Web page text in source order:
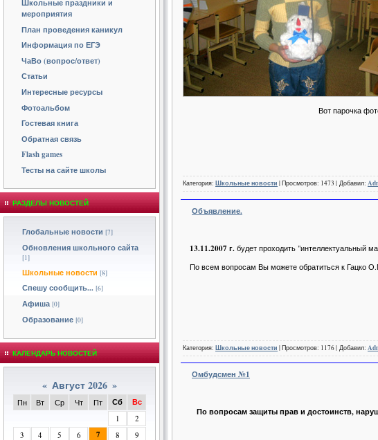
Школьные праздники и
мероприятия
План проведения каникул
Информация по ЕГЭ
ЧаВо (вопрос/ответ)
Статьи
Интересные ресурсы
Фотоальбом
Гостевая книга
Обратная связь
Flash games
Тесты на сайте школы
РАЗДЕЛЫ НОВОСТЕЙ
Глобальные новости [7]
Обновления школьного сайта
[1]
Школьные новости [8]
Спешу сообщить... [6]
Афиша [0]
Образование [0]
КАЛЕНДАРЬ НОВОСТЕЙ
« Август 2026 »
Пн Вт Ср Чт Пт Сб Вс
1
2
3
4 5 6 7 8
9
Вот парочка
Категория: Школьные новости | Просмотров: 1473 | Добавил:
Объявление.
13.11.2007 г. будет проходить "интеллектуальный
По всем вопросам Вы можете обратиться к Гацко
Категория: Школьные новости | Просмотров: 1176 | Добавил:
Омбудсмен №1
По вопросам защиты прав и достоинств,